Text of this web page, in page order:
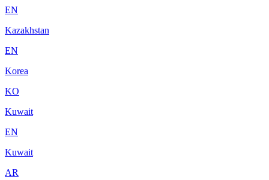
EN
Kazakhstan
EN
Korea
KO
Kuwait
EN
Kuwait
AR